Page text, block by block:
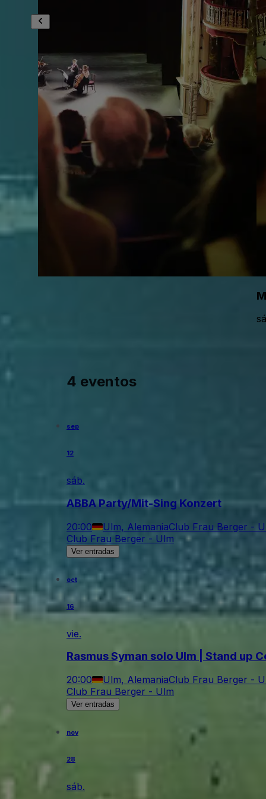
4 eventos
sep
12
sáb.
ABBA Party/Mit-Sing Konzert
20:00 Ulm, AlemaniaClub Frau Berger -
Club Frau Berger - Ulm
Ver entradas
oct
16
vie.
Rasmus Syman solo Ulm | Stand up
20:00 Ulm, AlemaniaClub Frau Berger -
Club Frau Berger - Ulm
Ver entradas
nov
28
sáb.